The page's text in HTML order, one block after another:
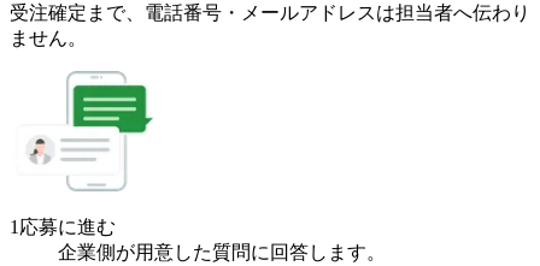
受注確定まで、 電話番号・メールアドレスは担当者へ伝わり
ません。
1 応募に進む
企業側が用意した質問に回答します。